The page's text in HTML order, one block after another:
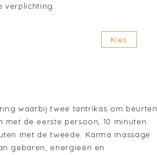
verplichting.
Kies
waarbij twee tantrikas om beurten
met de eerste persoon, 10 minuten
met de tweede. Karma massage
gebaren, energieën en